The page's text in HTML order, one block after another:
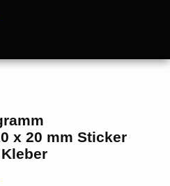
enthält 0 Positionen.
x 20 mm Sticker